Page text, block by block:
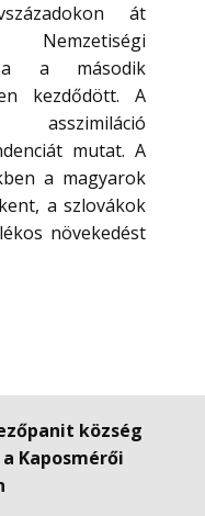
át
a második
kezdődött. A
mutat. A
a magyarok
a szlovákok
növekedést
község
Kaposmérői